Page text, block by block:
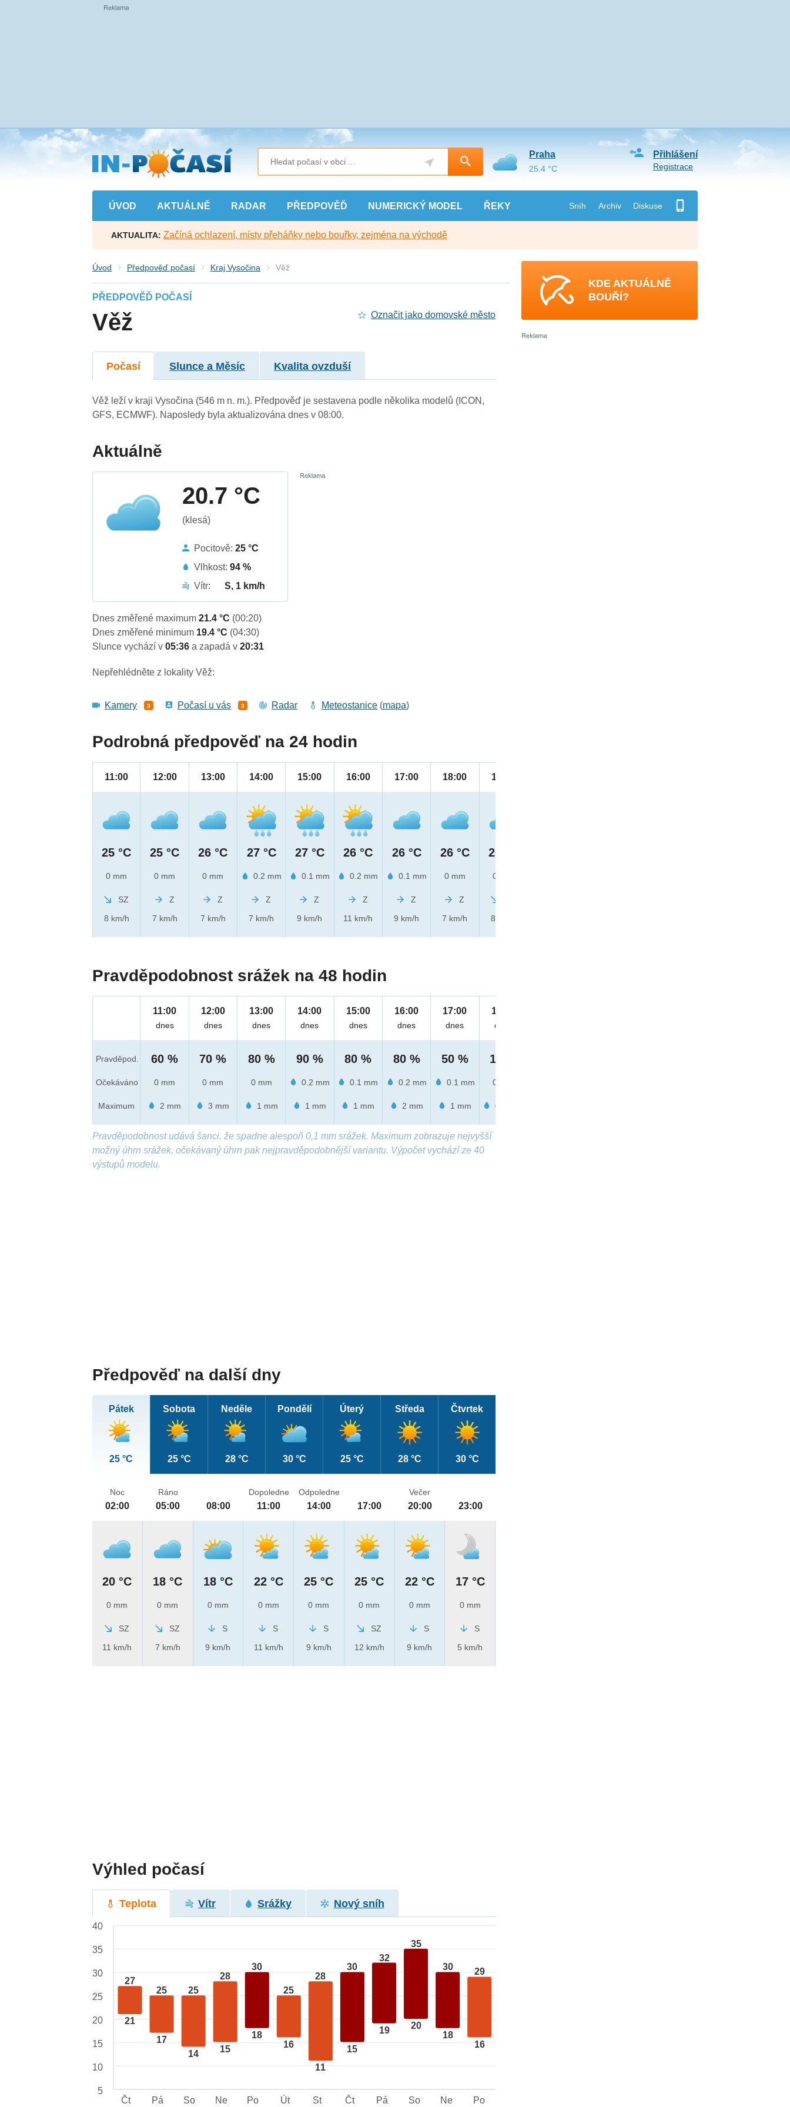
Přejít
na
hlavní
obsah
ÚVOD AKTUÁLNĚ RADAR PŘEDPOVĚĎ NUMERICKÝ MODEL ŘEKY Sníh Archiv Diskuse
Přihlášení
Registrace
Praha
25.4 °C
AKTUALITA: Začíná ochlazení, místy přeháňky nebo bouřky, zejména na východě
Úvod Předpověď počasí Kraj Vysočina Věž
PŘEDPOVĚĎ POČASÍ
Věž Označit jako domovské město
Počasí Slunce a Měsíc Kvalita ovzduší
Věž leží v kraji Vysočina (546 m n. m.). Předpověď je sestavena podle několika modelů (ICON,
GFS, ECMWF). Naposledy byla aktualizována dnes v 08:00.
Aktuálně
20.7 °C
(klesá)
Pocitově:25 °C
Vlhkost:94 %
Vítr:
S, 1 km/h
Dnes změřené maximum21.4 °C (00:20)
Dnes změřené minimum 19.4 °C (04:30)
Slunce vychází v05:36a zapadá v20:31
Nepřehlédněte z lokality Věž:
Kamery 3 Počasí u vás 3 Radar Meteostanice (mapa)
Podrobná předpověď na 24 hodin
11:00
25 °C
0 mm
SZ
8 km/h
12:00
25 °C
0 mm
Z
7 km/h
13:00
26 °C
0 mm
Z
7 km/h
14:00
27 °C
0.2 mm
Z
7 km/h
15:00
27 °C
0.1 mm
Z
9 km/h
16:00
26 °C
0.2 mm
Z
11 km/h
17:00
26 °C
0.1 mm
Z
9 km/h
18:00
26 °C
0 mm
Z
7 km/h
19:00
26 °C
0 mm
8 km/h
Pravděpodobnost srážek na 48 hodin
Pravděpod.
Očekáváno
Maximum
11:00
dnes
60 %
0 mm
2 mm
12:00
dnes
70 %
0 mm
3 mm
13:00
dnes
80 %
0 mm
1 mm
14:00
dnes
90 %
0.2 mm
1 mm
15:00
dnes
80 %
0.1 mm
1 mm
16:00
dnes
80 %
0.2 mm
2 mm
17:00
dnes
50 %
0.1 mm
1 mm
18:00
dnes
10 %
0 mm
0.8 mm
Pravděpodobnost udává šanci, že spadne alespoň 0,1 mm srážek. Maximum zobrazuje nejvyšší
možný úhrn srážek, očekávaný úhrn pak nejpravděpodobnější variantu. Výpočet vychází ze 40
výstupů modelu.
Předpověď na další dny
Pátek
25 °C
Sobota
25 °C
Neděle
28 °C
Pondělí
30 °C
Úterý
25 °C
Středa
28 °C
Čtvrtek
30 °C
Noc
02:00
20 °C
0 mm
SZ
11 km/h
Ráno
05:00
18 °C
0 mm
SZ
7 km/h
08:00
18 °C
0 mm
S
9 km/h
Dopoledne
11:00
22 °C
0 mm
S
11 km/h
Odpoledne
14:00
25 °C
0 mm
S
9 km/h
17:00
25 °C
0 mm
SZ
12 km/h
Večer
20:00
22 °C
0 mm
S
9 km/h
23:00
17 °C
0 mm
S
5 km/h
Výhled počasí
Teplota Vítr Srážky Nový sníh
27
21
25
17
25
14
28
15
30
18
25
16
28
11
30
15
32
19
35
20
30
18
29
16
40
35
30
25
20
15
10
5
Čt
Pá So Ne Po Út St Čt Pá So Ne Po
KDE AKTUÁLNĚ
BOUŘÍ?